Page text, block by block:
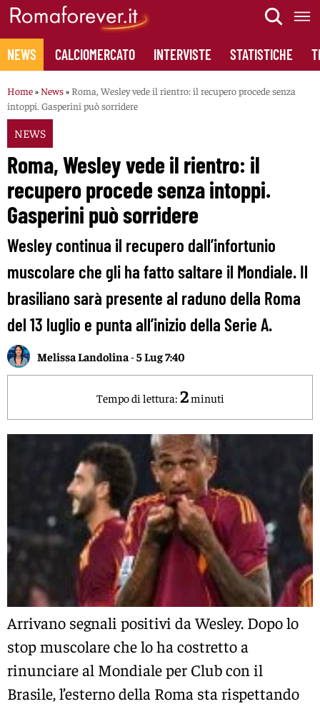
Skip
content
NEWS CALCIOMERCATO INTERVISTE STATISTICHE
Home» News» Roma, Wesley vede il rientro: il recupero procede senza
intoppi. Gasperini può sorridere
NEWS
Roma, Wesley vede il rientro: il
recupero procede senza intoppi.
Gasperini può sorridere
Wesley continua il recupero dall’infortunio
muscolare che gli ha fatto saltare il Mondiale. Il
brasiliano sarà presente al raduno della Roma
del 13 luglio e punta all’inizio della Serie A.
Melissa Landolina -5 Lug 7:40
Tempo di lettura: 2minuti
Arrivano segnali positivi da Wesley. Dopo lo
stop muscolare che lo ha costretto a
rinunciare al Mondiale per Club con il
Brasile, l’esterno della Roma sta rispettando